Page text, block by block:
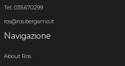
Tel. 035.670299
ros@ros.bergamo.it
Navigazione
About Ros